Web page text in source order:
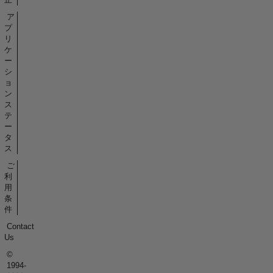
ア
プ
リ
ケ
ー
シ
ョ
ン
ス
テ
ー
タ
ス
ご
利
用
条
件
Contact
Us
©
1994-